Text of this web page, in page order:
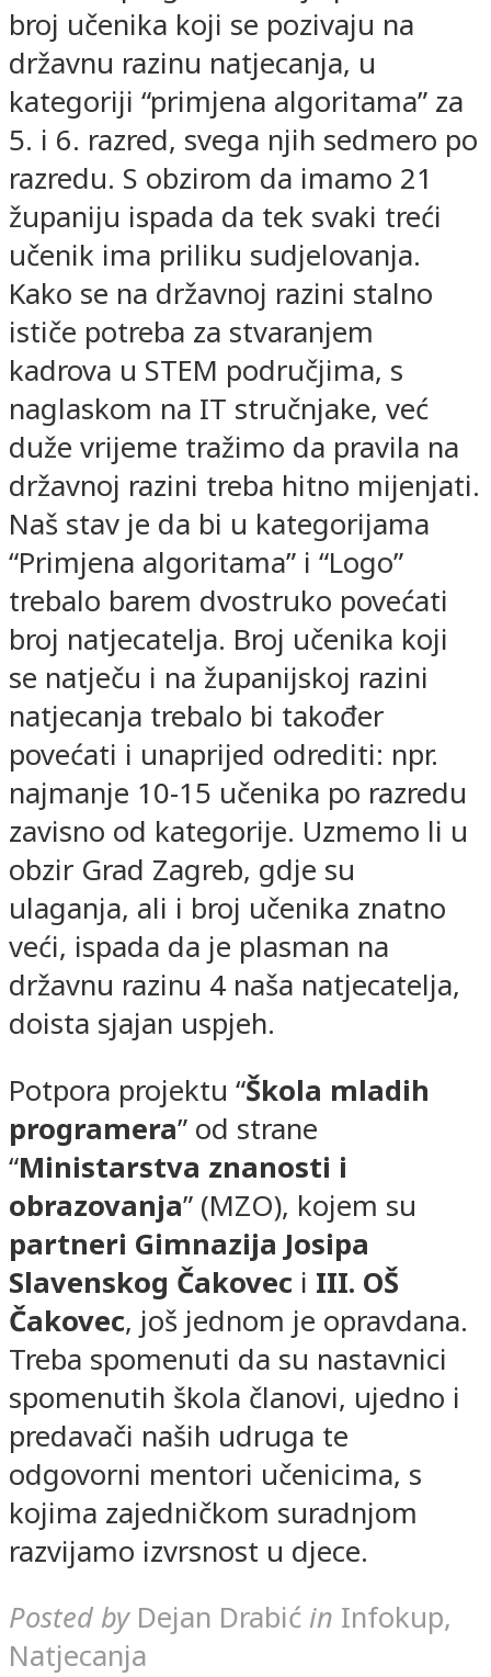
broj učenika koji se pozivaju na
državnu razinu natjecanja, u
kategoriji “primjena algoritama” za
5. i 6. razred, svega njih sedmero po
razredu. S obzirom da imamo 21
županiju ispada da tek svaki treći
učenik ima priliku sudjelovanja.
Kako se na državnoj razini stalno
ističe potreba za stvaranjem
kadrova u STEM područjima, s
naglaskom na IT stručnjake, već
duže vrijeme tražimo da pravila na
državnoj razini treba hitno mijenjati.
Naš stav je da bi u kategorijama
“Primjena algoritama” i “Logo”
trebalo barem dvostruko povećati
broj natjecatelja. Broj učenika koji
se natječu i na županijskoj razini
natjecanja trebalo bi također
povećati i unaprijed odrediti: npr.
najmanje 10-15 učenika po razredu
zavisno od kategorije. Uzmemo li u
obzir Grad Zagreb, gdje su
ulaganja, ali i broj učenika znatno
veći, ispada da je plasman na
državnu razinu 4 naša natjecatelja,
doista sjajan uspjeh.
Potpora projektu “Škola mladih
programera” od strane
“Ministarstva znanosti i
obrazovanja” (MZO), kojem su
partneri Gimnazija Josipa
Slavenskog Čakovec i III. OŠ
Čakovec, još jednom je opravdana.
Treba spomenuti da su nastavnici
spomenutih škola članovi, ujedno i
predavači naših udruga te
odgovorni mentori učenicima, s
kojima zajedničkom suradnjom
razvijamo izvrsnost u djece.
Posted by Dejan Drabić in Infokup,
Natjecanja